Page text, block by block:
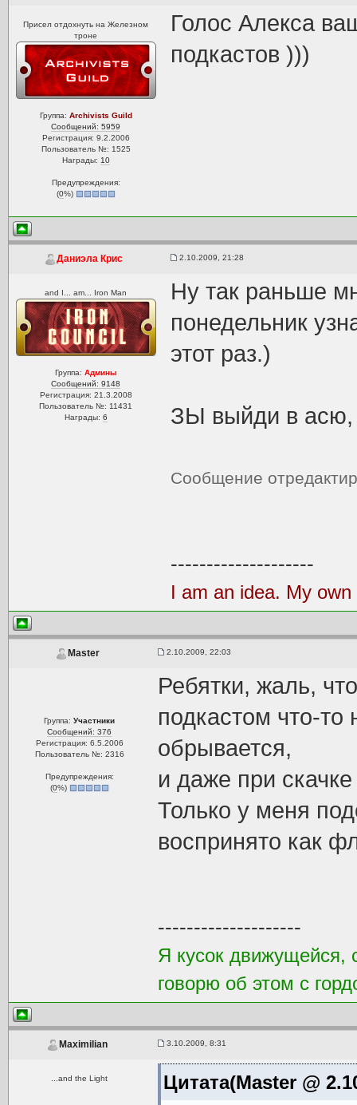
Присел отдохнуть на Железном
троне
Группа: Archivists Guild
Сообщений: 5959
Регистрация: 9.2.2006
Пользователь №: 1525
Награды: 10
Предупреждения:
(0%)
Голос Алекса
подкастов )))
Даниэла Крис 2.10.2009, 21:28
and I... am... Iron Man
Группа: Админы
Сообщений: 9148
Регистрация: 21.3.2008
Пользователь №: 11431
Награды: 6
Ну так раньше
понедельник
этот раз.)
ЗЫ выйди в асю,
Сообщение
--------------------
I am an idea. My
Master 2.10.2009, 22:03
Группа:Участники
Сообщений: 376
Регистрация: 6.5.2006
Пользователь №: 2316
Предупреждения:
(0%)
Ребятки, жаль,
подкастом что-то
обрывается,
и даже при скачке
Только у меня
воспринято как
--------------------
Я кусок движущейся,
говорю об этом с
Maximilian 3.10.2009, 8:31
...and the Light Цитата(Master @